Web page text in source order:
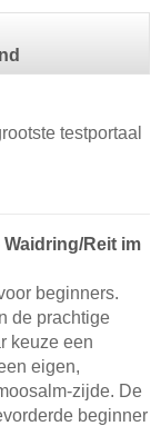
testportaal
​Reit im
beginners.
de prachtige
keuze een
eigen,
zijde. De
beginner